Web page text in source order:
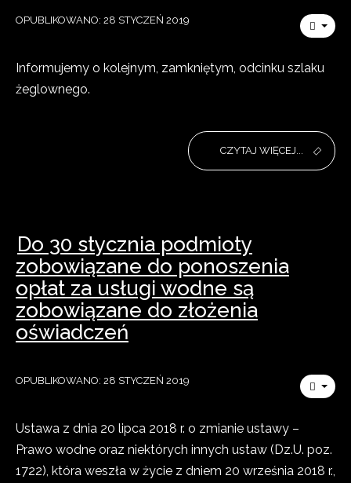
OPUBLIKOWANO: 28 STYCZEŃ 2019
Informujemy o kolejnym, zamkniętym, odcinku szlaku
żeglownego.
CZYTAJ WIĘCEJ...
Do 30 stycznia podmioty
zobowiązane do ponoszenia
opłat za usługi wodne są
zobowiązane do złożenia
oświadczeń
OPUBLIKOWANO: 28 STYCZEŃ 2019
Ustawa z dnia 20 lipca 2018 r. o zmianie ustawy –
Prawo wodne oraz niektórych innych ustaw (Dz.U. poz.
1722), która weszła w życie z dniem 20 września 2018 r.,